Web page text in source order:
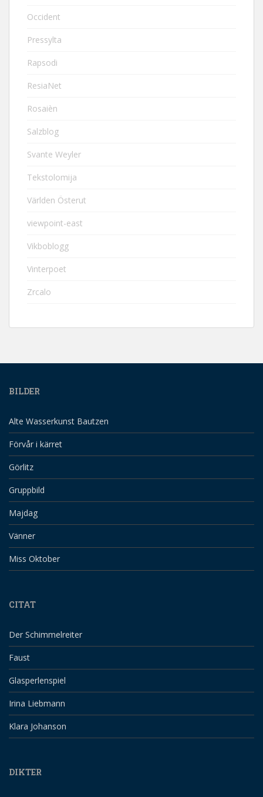
Occident
Pressylta
Rapsodi
ResiaNet
Rosaièn
Salzblog
Svante Weyler
Tekstolomija
Världen Österut
viewpoint-east
Vikboblogg
Vinterpoet
Zrcalo
BILDER
Alte Wasserkunst Bautzen
Förvår i kärret
Görlitz
Gruppbild
Majdag
Vänner
Miss Oktober
CITAT
Der Schimmelreiter
Faust
Glasperlenspiel
Irina Liebmann
Klara Johanson
DIKTER